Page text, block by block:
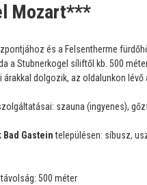
Mozart***
és a Felsentherme
a Stubnerkogel síliftől kb. 500
árakkal dolgozik, az oldalunkon
szauna (ingyenes),
Bad Gasteintelepülésen: síbusz,
500 méter